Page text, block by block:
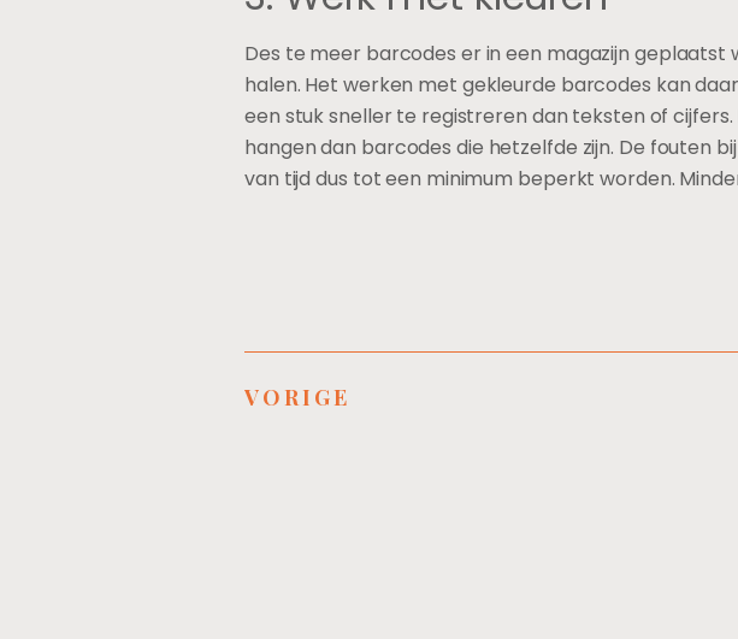
Des te meer barcodes er in een magazijn
halen. Het werken met gekleurde barcodes kan
een stuk sneller te registreren dan teksten of
hangen dan barcodes die hetzelfde zijn. De fouten
van tijd dus tot een minimum beperkt worden.
VORIGE